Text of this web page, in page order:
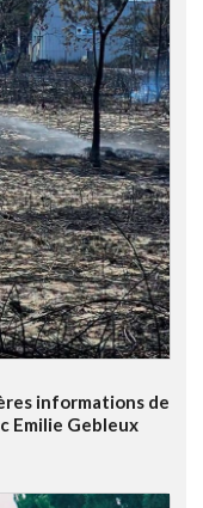
informations de
Emilie Gebleux